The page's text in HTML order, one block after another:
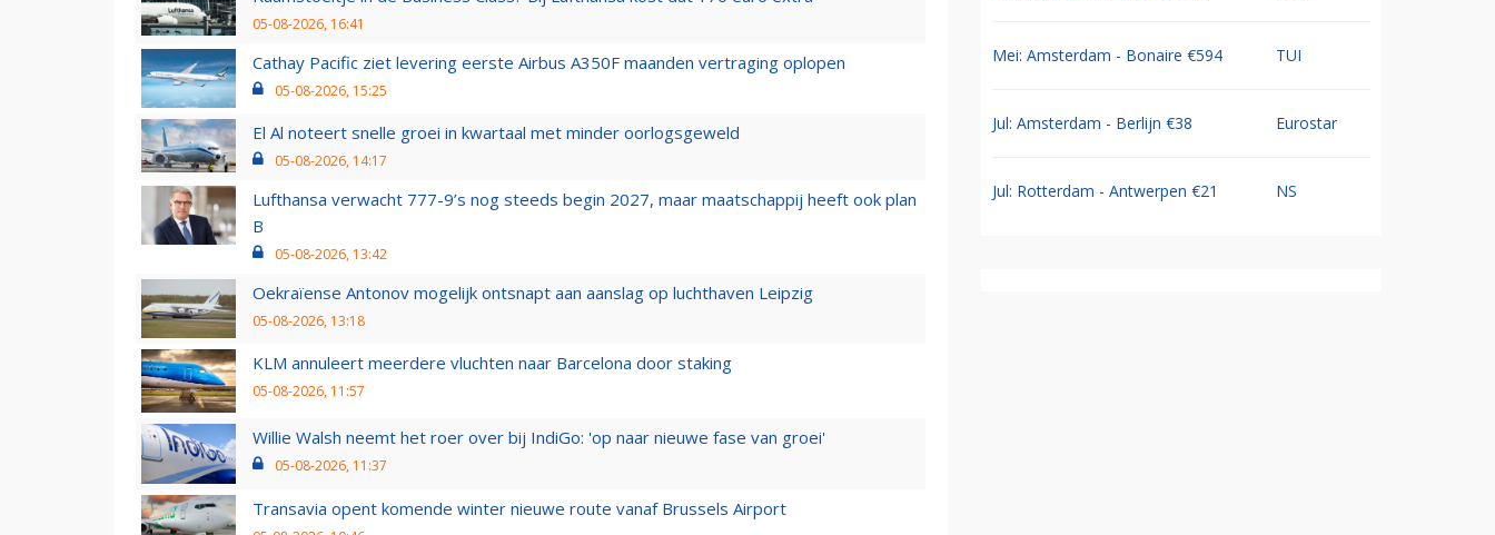
05-08-2026, 16:41
Cathay Pacific ziet levering eerste Airbus A350F maanden vertraging oplopen
05-08-2026, 15:25
El Al noteert snelle groei in kwartaal met minder oorlogsgeweld
05-08-2026, 14:17
Lufthansa verwacht 777-9’s nog steeds begin 2027, maar maatschappij heeft ook plan
B
05-08-2026, 13:42
Oekraïense Antonov mogelijk ontsnapt aan aanslag op luchthaven Leipzig
05-08-2026, 13:18
KLM annuleert meerdere vluchten naar Barcelona door staking
05-08-2026, 11:57
Willie Walsh neemt het roer over bij IndiGo: 'op naar nieuwe fase van groei'
05-08-2026, 11:37
Transavia opent komende winter nieuwe route vanaf Brussels Airport
Mei: Amsterdam - Bonaire €594 TUI
Jul: Amsterdam - Berlijn €38 Eurostar
Jul: Rotterdam - Antwerpen €21 NS